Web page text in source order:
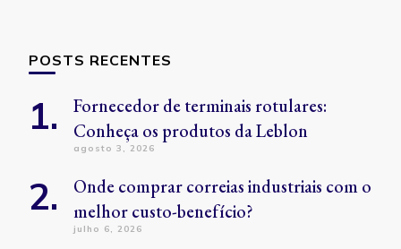
POSTS RECENTES
Fornecedor de terminais rotulares:
Conheça os produtos da Leblon
agosto 3, 2026
Onde comprar correias industriais com o
melhor custo-benefício?
julho 6, 2026